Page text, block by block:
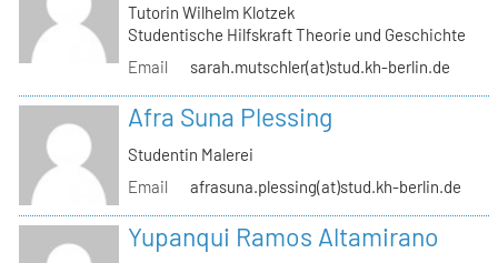
Tutorin Wilhelm Klotzek
Studentische Hilfskraft Theorie und Geschichte
Email
sarah.mutschler(at)stud.kh-berlin.de
Afra Suna Plessing
Studentin Malerei
Email
afrasuna.plessing(at)stud.kh-berlin.de
Yupanqui Ramos Altamirano